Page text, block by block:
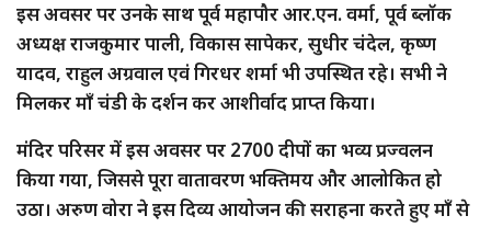
इस अवसर पर उनके साथ पूर्व महापौर आर.एन. वर्मा, पूर्व ब्लॉक
अध्यक्ष राजकुमार पाली, विकास सापेकर, सुधीर चंदेल, कृष्ण
यादव, राहुल अग्रवाल एवं गिरधर शर्मा भी उपस्थित रहे। सभी ने
मिलकर माँ चंडी के दर्शन कर आशीर्वाद प्राप्त किया।
मंदिर परिसर में इस अवसर पर 2700 दीपों का भव्य प्रज्वलन
किया गया, जिससे पूरा वातावरण भक्तिमय और आलोकित हो
उठा। अरुण वोरा ने इस दिव्य आयोजन की सराहना करते हुए माँ से